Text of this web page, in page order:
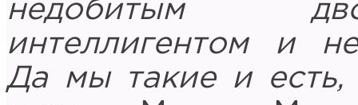
недобитым
интеллигентом и
Да мы такие и есть,